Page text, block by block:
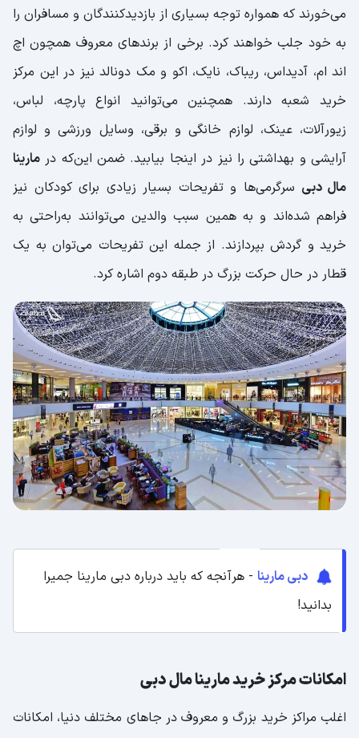
می‌خورند که همواره توجه بسیاری از بازدیدکنندگان و مسافران را
به خود جلب خواهند کرد. برخی از برندهای معروف همچون اچ
اند ام، آدیداس، ریباک، نایک، اکو و مک دونالد نیز در این مرکز
خرید شعبه دارند. همچنین می‌توانید انواع پارچه، لباس،
زیورآلات، عینک، لوازم خانگی و برقی، وسایل ورزشی و لوازم
آرایشی و بهداشتی را نیز در اینجا بیابید. ضمن این‌که در مارینا
مال دبی سرگرمی‌ها و تفریحات بسیار زیادی برای کودکان نیز
فراهم شده‌اند و به همین سبب والدین می‌توانند به‌راحتی به
خرید و گردش بپردازند. از جمله این تفریحات می‌توان به یک
قطار در حال حرکت بزرگ در طبقه دوم اشاره کرد.
دبی مارینا - هرآنجه که باید درباره دبی مارینا جمیرا
بدانید!
امکانات مرکز خرید مارینا مال دبی
اغلب مراکز خرید بزرگ و معروف در جاهای مختلف دنیا، امکانات